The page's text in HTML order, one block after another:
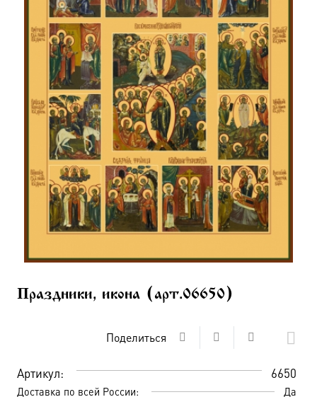
Праздники, икона (арт.06650)
Поделиться
Артикул: 6650
Доставка по всей России: Да